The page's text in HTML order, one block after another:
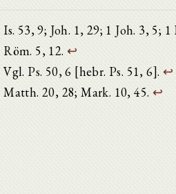
Is. 53, 9; Joh. 1, 29; 1 Joh. 3, 5; 1
Röm. 5, 12.↩
Vgl. Ps. 50, 6 [hebr. Ps. 51, 6]. ↩
Matth. 20, 28; Mark. 10, 45. ↩